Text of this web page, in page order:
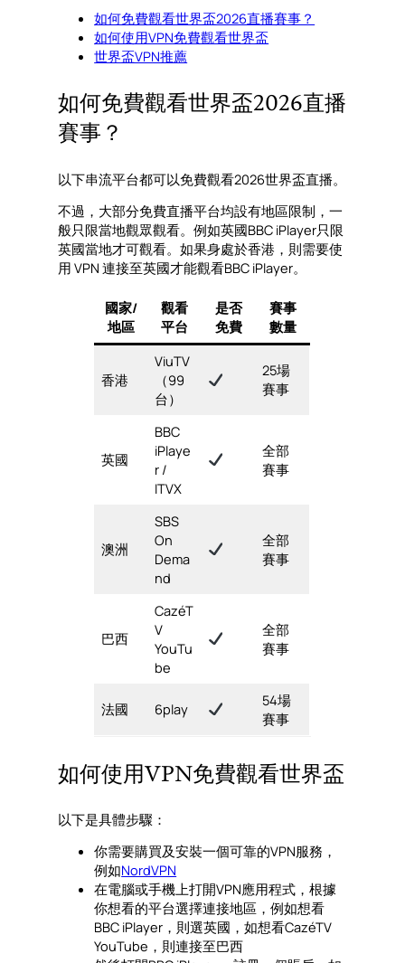
如何免費觀看世界盃2026直播賽事？
如何使用VPN免費觀看世界盃
世界盃VPN推薦
如何免費觀看世界盃2026直播
賽事？
以下串流平台都可以免費觀看2026世界盃直播。
不過，大部分免費直播平台均設有地區限制，一
般只限當地觀眾觀看。例如英國BBC iPlayer只限
英國當地才可觀看。如果身處於香港，則需要使
用 VPN 連接至英國才能觀看BBC iPlayer。
國家/
地區
觀看
平台
是否
免費
賽事
數量
香港
ViuTV
（99
台）
25場
賽事
英國
BBC
iPlaye
r /
ITVX
全部
賽事
澳洲
SBS
On
Dema
nd
全部
賽事
巴西
CazéT
V
YouTu
be
全部
賽事
法國 6play
54場
賽事
如何使用VPN免費觀看世界盃
以下是具體步驟：
你需要購買及安裝一個可靠的VPN服務，
例如NordVPN
在電腦或手機上打開VPN應用程式，根據
你想看的平台選擇連接地區，例如想看
BBC iPlayer，則選英國，如想看CazéTV
YouTube，則連接至巴西